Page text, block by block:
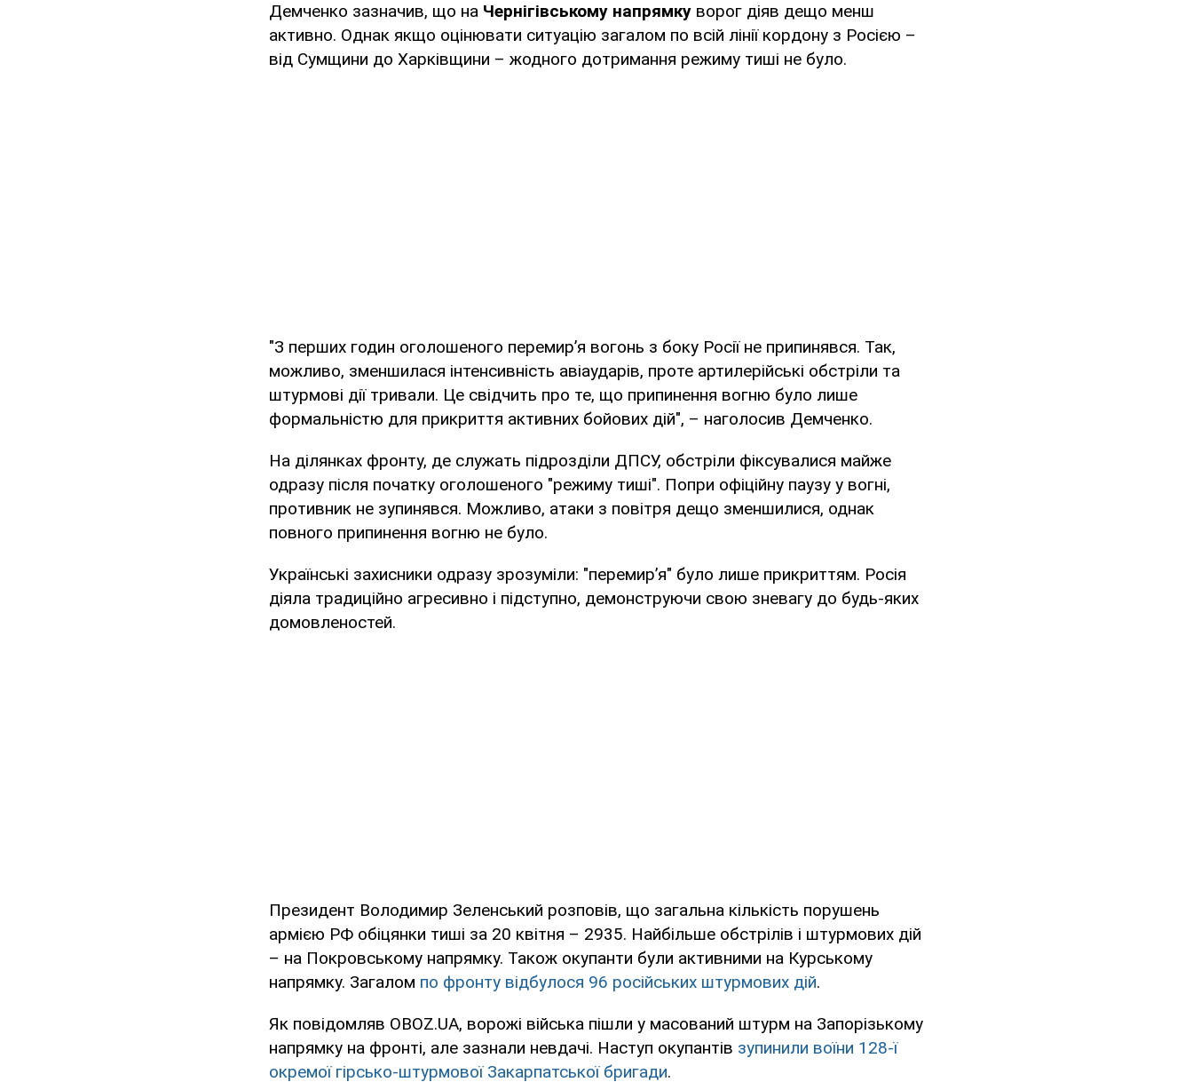
Демченко зазначив, що на Чернігівському напрямку ворог діяв дещо менш
активно. Однак якщо оцінювати ситуацію загалом по всій лінії кордону з Росією –
від Сумщини до Харківщини – жодного дотримання режиму тиші не було.
"З перших годин оголошеного перемир’я вогонь з боку Росії не припинявся. Так,
можливо, зменшилася інтенсивність авіаударів, проте артилерійські обстріли та
штурмові дії тривали. Це свідчить про те, що припинення вогню було лише
формальністю для прикриття активних бойових дій", – наголосив Демченко.
На ділянках фронту, де служать підрозділи ДПСУ, обстріли фіксувалися майже
одразу після початку оголошеного "режиму тиші". Попри офіційну паузу у вогні,
противник не зупинявся. Можливо, атаки з повітря дещо зменшилися, однак
повного припинення вогню не було.
Українські захисники одразу зрозуміли: "перемир’я" було лише прикриттям. Росія
діяла традиційно агресивно і підступно, демонструючи свою зневагу до будь-яких
домовленостей.
Президент Володимир Зеленський розповів, що загальна кількість порушень
армією РФ обіцянки тиші за 20 квітня – 2935. Найбільше обстрілів і штурмових дій
– на Покровському напрямку. Також окупанти були активними на Курському
напрямку. Загалом по фронту відбулося 96 російських штурмових дій.
Як повідомляв OBOZ.UA, ворожі війська пішли у масований штурм на Запорізькому
напрямку на фронті, але зазнали невдачі. Наступ окупантів зупинили воїни 128-ї
окремої гірсько-штурмової Закарпатської бригади.